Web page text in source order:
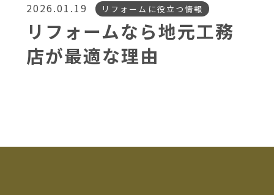
2026.01.19 リフォームに役立つ情報
リフォームなら地元工務
店が最適な理由